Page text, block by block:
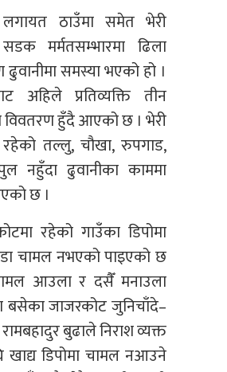
ठाउँमा समेत भेरी
मर्मतसम्भारमा ढिला
समस्या भएको हो ।
अहिले प्रतिव्यक्ति तीन
विवतरण हुँदै आएको छ । भेरी
रहेको तल्लु, चौखा, रुपगाड,
नहुँदा ढुवानीका काममा
छ ।
रहेको गाउँका डिपोमा
चामल नभएको पाइएको छ
आउला र दसैँ मनाउला
जाजरकोट जुनिचाँदे–
बुढाले निराश व्यक्त
डिपोमा चामल नआउने